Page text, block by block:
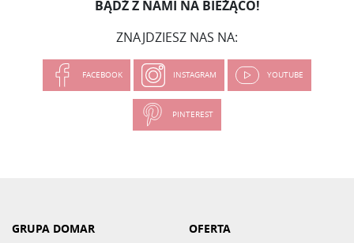
BĄDŹ Z NAMI NA BIEŻĄCO!
ZNAJDZIESZ NAS NA:
FACEBOOK INSTAGRAM YOUTUBE
PINTEREST
GRUPA DOMAR OFERTA